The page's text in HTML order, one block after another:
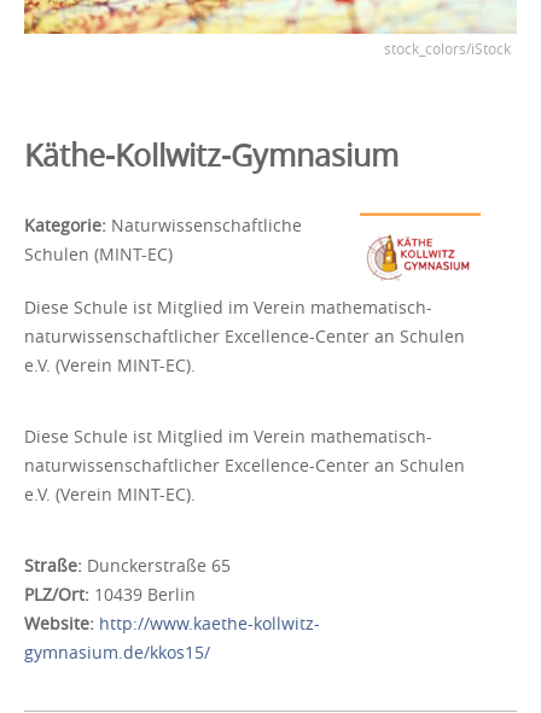
stock_colors/iStock
Käthe-Kollwitz-Gymnasium
Kategorie: Naturwissenschaftliche
Schulen (MINT-EC)
Diese Schule ist Mitglied im Verein mathematisch-
naturwissenschaftlicher Excellence-Center an Schulen
e.V. (Verein MINT-EC).
Diese Schule ist Mitglied im Verein mathematisch-
naturwissenschaftlicher Excellence-Center an Schulen
e.V. (Verein MINT-EC).
Straße: Dunckerstraße 65
PLZ/Ort: 10439 Berlin
Website: http://www.kaethe-kollwitz-
gymnasium.de/kkos15/